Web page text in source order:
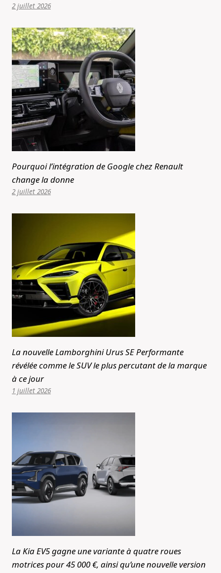
2 juillet 2026
Pourquoi l’intégration de Google chez Renault
change la donne
2 juillet 2026
La nouvelle Lamborghini Urus SE Performante
révélée comme le SUV le plus percutant de la marque
à ce jour
1 juillet 2026
La Kia EV5 gagne une variante à quatre roues
motrices pour 45 000 €, ainsi qu’une nouvelle version